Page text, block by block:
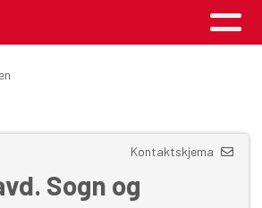
Kontaktskjema
Sogn og